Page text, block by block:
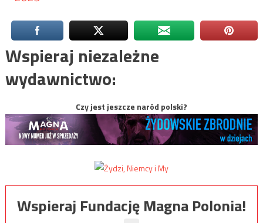
Wspieraj niezależne
wydawnictwo:
Czy jest jeszcze naród polski?
Wspieraj Fundację Magna Polonia!